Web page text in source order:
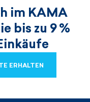
im KAMA
bis zu 9 %
ERHALTEN